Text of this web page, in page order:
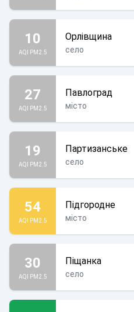
10
AQI PM2.5
Орлівщина
село
27
AQI PM2.5
Павлоград
місто
19
AQI PM2.5
Партизанське
село
54
AQI PM2.5
Підгородне
місто
30
AQI PM2.5
Піщанка
село